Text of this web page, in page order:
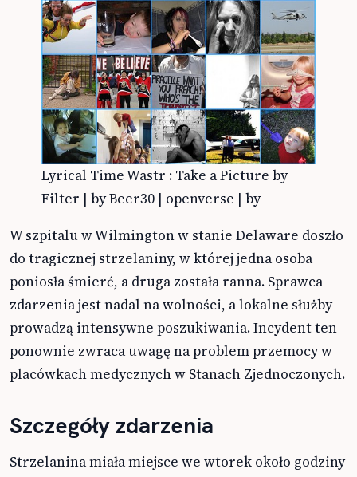
Lyrical Time Wastr : Take a Picture by
Filter | by Beer30 | openverse | by
W szpitalu w Wilmington w stanie Delaware doszło
do tragicznej strzelaniny, w której jedna osoba
poniosła śmierć, a druga została ranna. Sprawca
zdarzenia jest nadal na wolności, a lokalne służby
prowadzą intensywne poszukiwania. Incydent ten
ponownie zwraca uwagę na problem przemocy w
placówkach medycznych w Stanach Zjednoczonych.
Szczegóły zdarzenia
Strzelanina miała miejsce we wtorek około godziny